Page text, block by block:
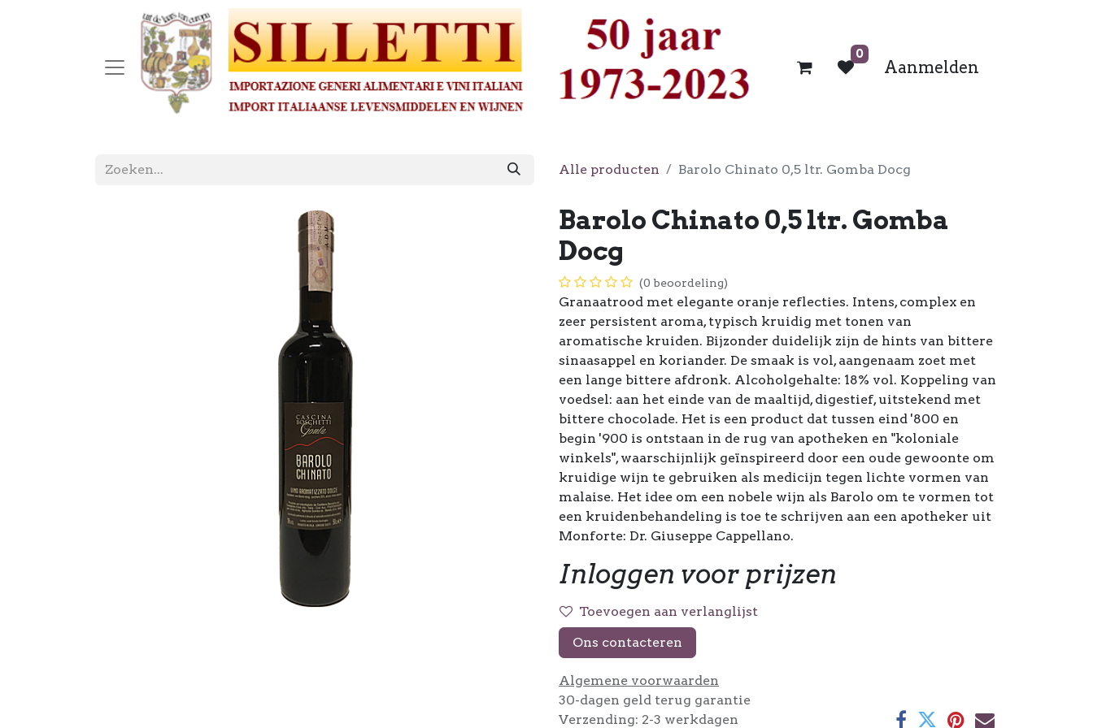
0
Aanmelden
Alle producten Barolo Chinato 0,5 ltr. Gomba Docg
Barolo Chinato 0,5 ltr. Gomba
Docg
(0 beoordeling)
Granaatrood met elegante oranje reflecties. Intens, complex en
zeer persistent aroma, typisch kruidig met tonen van
aromatische kruiden. Bijzonder duidelijk zijn de hints van bittere
sinaasappel en koriander. De smaak is vol, aangenaam zoet met
een lange bittere afdronk. Alcoholgehalte: 18% vol. Koppeling van
voedsel: aan het einde van de maaltijd, digestief, uitstekend met
bittere chocolade. Het is een product dat tussen eind '800 en
begin '900 is ontstaan in de rug van apotheken en "koloniale
winkels", waarschijnlijk geïnspireerd door een oude gewoonte om
kruidige wijn te gebruiken als medicijn tegen lichte vormen van
malaise. Het idee om een nobele wijn als Barolo om te vormen tot
een kruidenbehandeling is toe te schrijven aan een apotheker uit
Monforte: Dr. Giuseppe Cappellano.
Inloggen voor prijzen
Toevoegen aan verlanglijst
Ons contacteren
Algemene voorwaarden
30-dagen geld terug garantie
Verzending: 2-3 werkdagen